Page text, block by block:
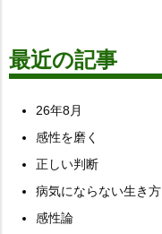
最近の記事
26年8月
感性を磨く
正しい判断
病気にならない生き方
感性論